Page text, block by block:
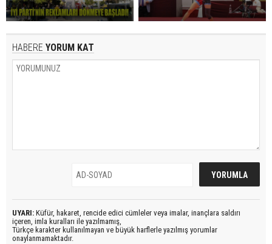
HABERE YORUM KAT
UYARI: Küfür, hakaret, rencide edici cümleler veya imalar, inançlara saldırı
içeren, imla kuralları ile yazılmamış,
Türkçe karakter kullanılmayan ve büyük harflerle yazılmış yorumlar
onaylanmamaktadır.